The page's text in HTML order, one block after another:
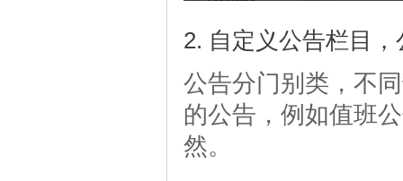
2. 自定义公告栏目
公告分门别类，不
的公告，例如值班
然。